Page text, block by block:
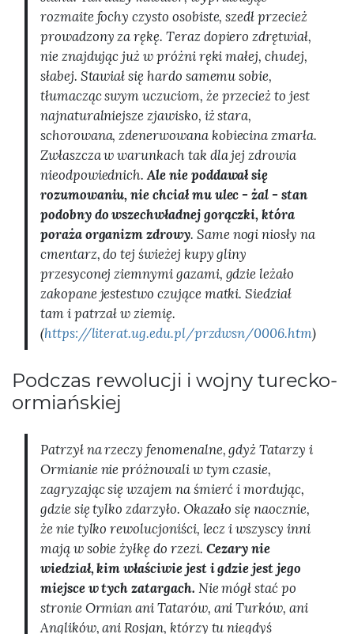
rozmaite fochy czysto osobiste, szedł przecież
prowadzony za rękę. Teraz dopiero zdrętwiał,
nie znajdując już w próżni ręki małej, chudej,
słabej. Stawiał się hardo samemu sobie,
tłumacząc swym uczuciom, że przecież to jest
najnaturalniejsze zjawisko, iż stara,
schorowana, zdenerwowana kobiecina zmarła.
Zwłaszcza w warunkach tak dla jej zdrowia
nieodpowiednich.Ale nie poddawał się
rozumowaniu, nie chciał mu ulec - żal - stan
podobny do wszechwładnej gorączki, która
poraża organizm zdrowy. Same nogi niosły na
cmentarz, do tej świeżej kupy gliny
przesyconej ziemnymi gazami, gdzie leżało
zakopane jestestwo czujące matki. Siedział
tam i patrzał w ziemię.
(https://literat.ug.edu.pl/przdwsn/0006.htm)
Podczas rewolucji i wojny turecko-
ormiańskiej
Patrzył na rzeczy fenomenalne, gdyż Tatarzy i
Ormianie nie próżnowali w tym czasie,
zagryzając się wzajem na śmierć i mordując,
gdzie się tylko zdarzyło. Okazało się naocznie,
że nie tylko rewolucjoniści, lecz i wszyscy inni
mają w sobie żyłkę do rzezi. Cezary nie
wiedział, kim właściwie jest i gdzie jest jego
miejsce w tych zatargach. Nie mógł stać po
stronie Ormian ani Tatarów, ani Turków, ani
Anglików, ani Rosjan, którzy tu niegdyś